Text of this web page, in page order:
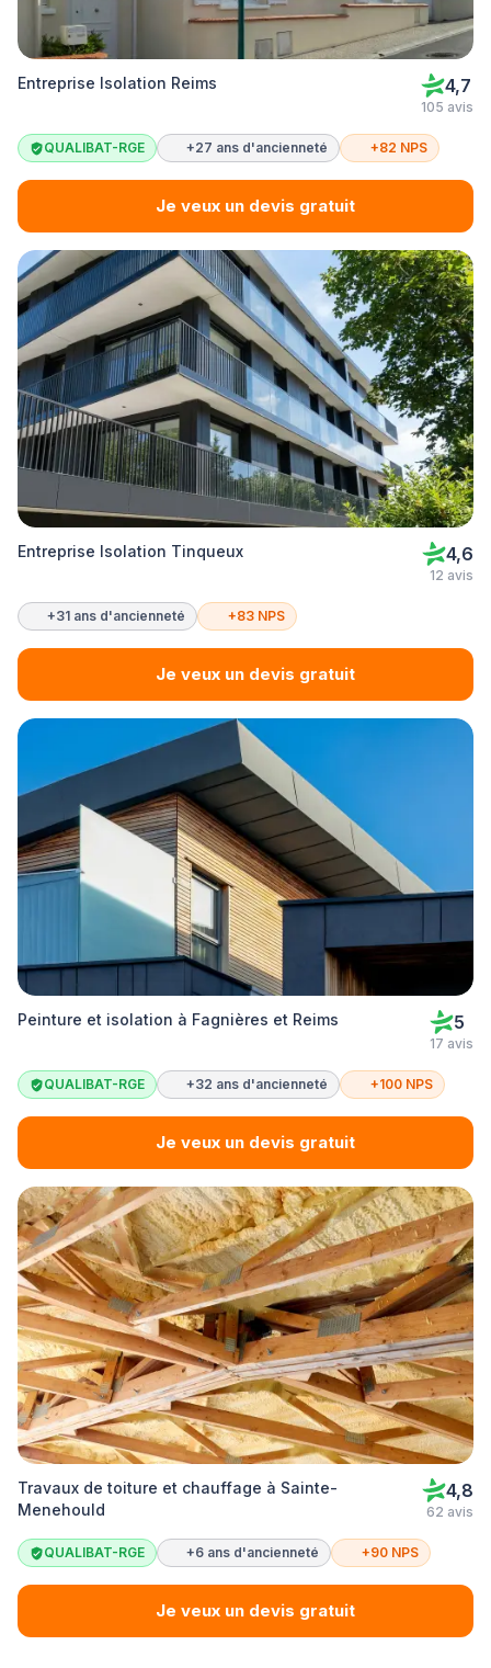
Entreprise Isolation Reims 4,7
105 avis
QUALIBAT-RGE +27 ans d'ancienneté +82 NPS
Je veux un devis gratuit
Entreprise Isolation Tinqueux 4,6
12 avis
+31 ans d'ancienneté +83 NPS
Je veux un devis gratuit
Peinture et isolation à Fagnières et Reims 5
17 avis
QUALIBAT-RGE +32 ans d'ancienneté +100 NPS
Je veux un devis gratuit
Travaux de toiture et chauffage à Sainte-
Menehould
4,8
62 avis
QUALIBAT-RGE +6 ans d'ancienneté +90 NPS
Je veux un devis gratuit